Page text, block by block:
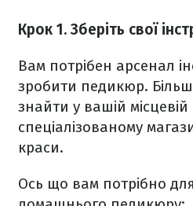
Крок 1. Зберіть свої
Вам потрібен арсенал
зробити педикюр.
знайти у вашій місцевій
спеціалізованому
краси.
Ось що вам потрібно